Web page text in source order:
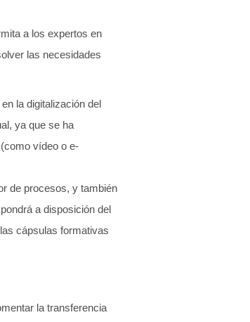
a los expertos en
las necesidades
la digitalización del
ya que se ha
vídeo o e-
de procesos, y también
a disposición del
cápsulas formativas
la transferencia